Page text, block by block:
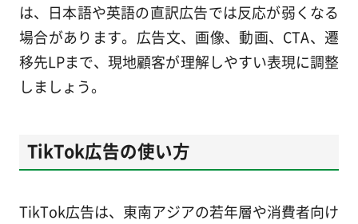
は、日本語や英語の直訳広告では反応が弱くなる
場合があります。広告文、画像、動画、CTA、遷
移先LPまで、現地顧客が理解しやすい表現に調整
しましょう。
TikTok広告の使い方
TikTok広告は、東南アジアの若年層や消費者向け